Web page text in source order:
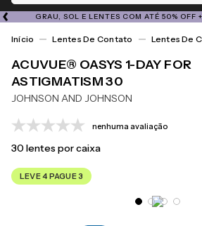
GRAU, SOL E LENTES COM ATÉ 50% OFF
Lentes De Contato Lentes De
ACUVUE® OASYS 1-DAY FOR
ASTIGMATISM 30
JOHNSON AND JOHNSON
nenhuma avaliação
30lentes por caixa
LEVE 4 PAGUE 3